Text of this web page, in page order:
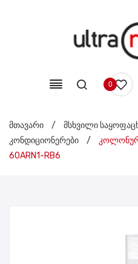
0
No products in
მთავარი / მსხვილი
კონდიციონერები
/
60ARN1-RB6